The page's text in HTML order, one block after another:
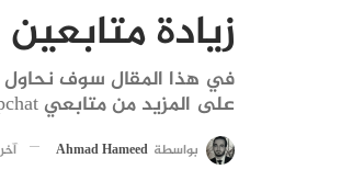
زيادة
في هذا المقال سوف
على المزيد من متابعي Snapchat
بواسطة Ahmad Hameed